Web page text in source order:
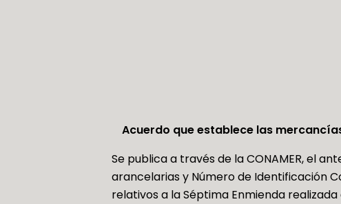
Acuerdo que establece las
Se publica a través de la CONAMER, el
arancelarias y Número de Identificación
relativos a la Séptima Enmienda